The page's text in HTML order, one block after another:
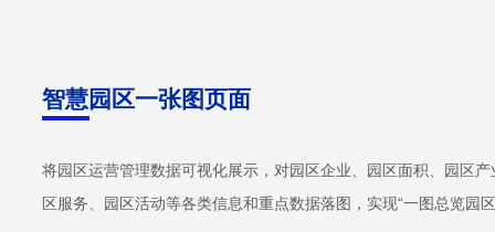
智慧园区一张图页面
将园区运营管理数据可视化展示，对园区企业、园区面积、园区
区服务、园区活动等各类信息和重点数据落图，实现“一图总览园